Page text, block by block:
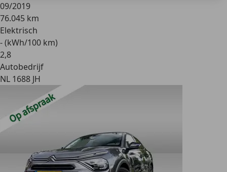
09/2019
76.045 km
Elektrisch
- (kWh/100 km)
2,8
Autobedrijf
NL 1688 JH